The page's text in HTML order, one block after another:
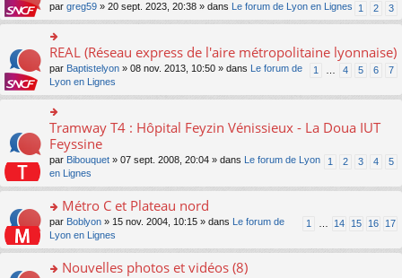
ré
c
e
nt
pl
s
ré
c
nt
n
o
n
lu
pl
ré
e
nt
s
a
e
n
o
n
lu
le
pl
u
s
ré
c
e
nt
le
m
e
s
s
a
e
o
n
lu
le
pl
s
ré
c
e
nt
o
n
s
ult
er
le
m
e
s
a
e
n
lu
le
pl
s
1 2 3
par greg59 » 20 sept. 2023, 20:38 » dans Le forum de Lyon en Lignes
o
n
s
le
m
e
s
s
a
e
n
o
n
lu
REAL (Réseau express de l'aire métropolitaine lyonnaise)
1 4 5 6 7
par Baptistelyon » 08 nov. 2013, 10:50 » dans
Le forum de
Lyon en Lignes
o
n
ult
le
m
e
s
s
g
Tramway T4 : Hôpital Feyzin Vénissieux - La Doua IUT
Feyssine
1 2 3 4 5
par Bibouquet » 07 sept. 2008, 20:04 » dans
Le forum de Lyon
en Lignes
o
s
er
Métro C et Plateau nord
1 14 15 16 17
par Boblyon » 15 nov. 2004, 10:15 » dans
Le forum de
Lyon en Lignes
Nouvelles photos et vidéos (8)